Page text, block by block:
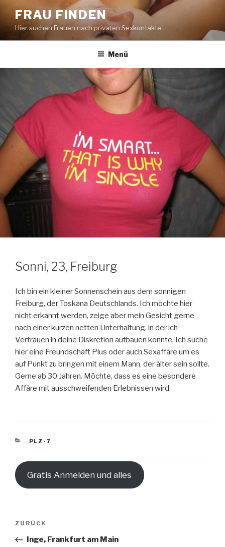
Zum
Inhalt
springen
FRAU FINDEN
Hier suchen Frauen nach privaten Sexkontakte
Menü
Sonni, 23, Freiburg
Ich bin ein kleiner Sonnenschein aus dem sonnigen
Freiburg, der Toskana Deutschlands. Ich möchte hier
nicht erkannt werden, zeige aber mein Gesicht gerne
nach einer kurzen netten Unterhaltung, in der ich
Vertrauen in deine Diskretion aufbauen konnte. Ich suche
hier eine Freundschaft Plus oder auch Sexaffäre um es
auf Punkt zu bringen mit einem Mann, der älter sein sollte.
Gerne ab 30 Jahren. Möchte, dass es eine besondere
Affäre mit ausschweifenden Erlebnissen wird.
KATEGORIEN
PLZ-7
Gratis Anmelden und alles
Beitragsnavigation
Vorheriger
Beitrag
ZURÜCK
Inge, Frankfurt am Main